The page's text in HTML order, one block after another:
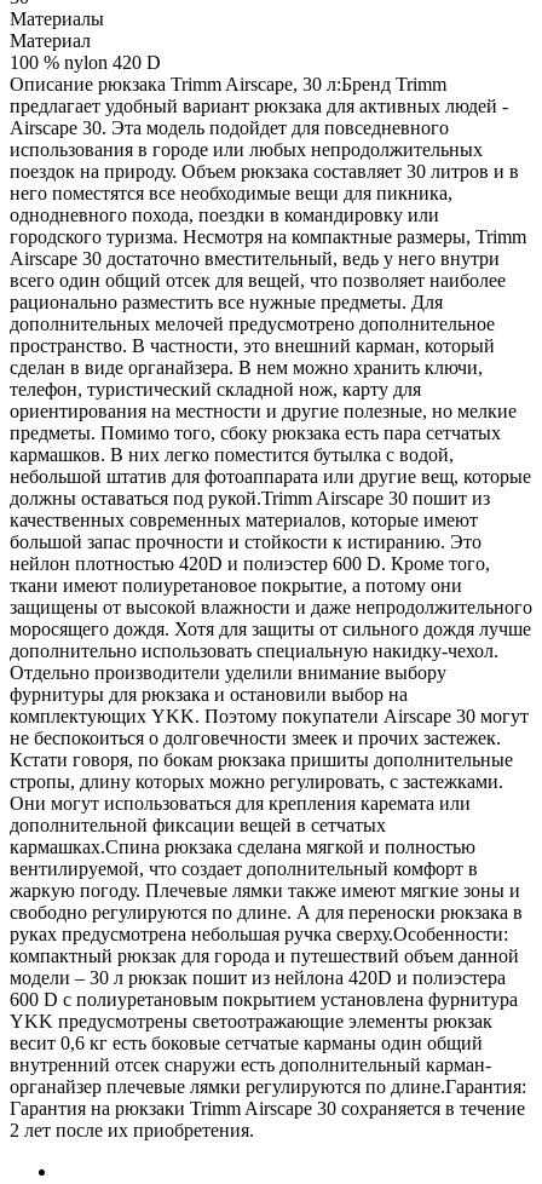
Материалы
Материал
100 % nylon 420 D
Описание рюкзака Trimm Airscape, 30 л:Бренд Trimm
предлагает удобный вариант рюкзака для активных людей -
Airscape 30. Эта модель подойдет для повседневного
использования в городе или любых непродолжительных
поездок на природу. Объем рюкзака составляет 30 литров и в
него поместятся все необходимые вещи для пикника,
однодневного похода, поездки в командировку или
городского туризма. Несмотря на компактные размеры, Trimm
Airscape 30 достаточно вместительный, ведь у него внутри
всего один общий отсек для вещей, что позволяет наиболее
рационально разместить все нужные предметы. Для
дополнительных мелочей предусмотрено дополнительное
пространство. В частности, это внешний карман, который
сделан в виде органайзера. В нем можно хранить ключи,
телефон, туристический складной нож, карту для
ориентирования на местности и другие полезные, но мелкие
предметы. Помимо того, сбоку рюкзака есть пара сетчатых
кармашков. В них легко поместится бутылка с водой,
небольшой штатив для фотоаппарата или другие вещ, которые
должны оставаться под рукой.Trimm Airscape 30 пошит из
качественных современных материалов, которые имеют
большой запас прочности и стойкости к истиранию. Это
нейлон плотностью 420D и полиэстер 600 D. Кроме того,
ткани имеют полиуретановое покрытие, а потому они
защищены от высокой влажности и даже непродолжительного
моросящего дождя. Хотя для защиты от сильного дождя лучше
дополнительно использовать специальную накидку-чехол.
Отдельно производители уделили внимание выбору
фурнитуры для рюкзака и остановили выбор на
комплектующих YKK. Поэтому покупатели Airscape 30 могут
не беспокоиться о долговечности змеек и прочих застежек.
Кстати говоря, по бокам рюкзака пришиты дополнительные
стропы, длину которых можно регулировать, с застежками.
Они могут использоваться для крепления каремата или
дополнительной фиксации вещей в сетчатых
кармашках.Спина рюкзака сделана мягкой и полностью
вентилируемой, что создает дополнительный комфорт в
жаркую погоду. Плечевые лямки также имеют мягкие зоны и
свободно регулируются по длине. А для переноски рюкзака в
руках предусмотрена небольшая ручка сверху.Особенности:
компактный рюкзак для города и путешествий объем данной
модели – 30 л рюкзак пошит из нейлона 420D и полиэстера
600 D с полиуретановым покрытием установлена фурнитура
YKK предусмотрены светоотражающие элементы рюкзак
весит 0,6 кг есть боковые сетчатые карманы один общий
внутренний отсек снаружи есть дополнительный карман-
органайзер плечевые лямки регулируются по длине.Гарантия:
Гарантия на рюкзаки Trimm Airscape 30 сохраняется в течение
2 лет после их приобретения.